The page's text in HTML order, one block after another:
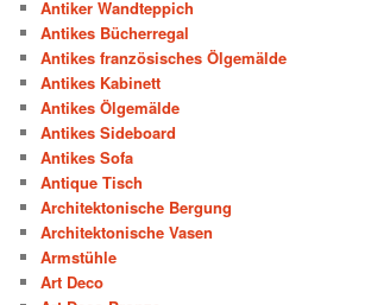
Antiker Wandteppich
Antikes Bücherregal
Antikes französisches Ölgemälde
Antikes Kabinett
Antikes Ölgemälde
Antikes Sideboard
Antikes Sofa
Antique Tisch
Architektonische Bergung
Architektonische Vasen
Armstühle
Art Deco